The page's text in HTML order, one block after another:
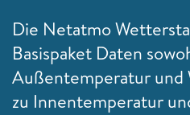
Die Netatmo
Basispaket Daten
Außentemperatur und
zu Innentemperatur